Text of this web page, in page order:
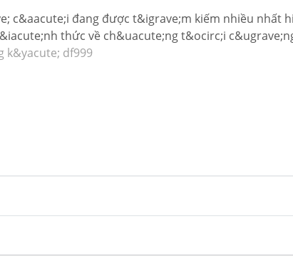
c&aacute;i đang được t&igrave;m kiếm nhiều nhất
thức về ch&uacute;ng t&ocirc;i
k&yacute; df999